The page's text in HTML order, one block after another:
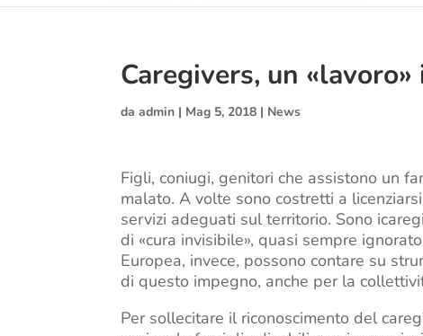
Caregivers, un
daadmin | Mag 5, 2018 | News
Figli, coniugi, genitori che assistono un
malato. A volte sono costretti a
servizi adeguati sul territorio. Sono
di «cura invisibile», quasi sempre
Europea, invece, possono contare su
di questo impegno, anche per la
Per sollecitare il riconoscimento del